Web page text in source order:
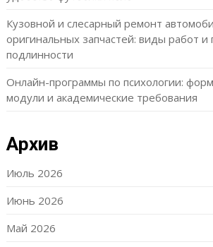
Кузовной и слесарный ремонт
оригинальных запчастей: виды работ и
подлинности
Онлайн-программы по психологии:
модули и академические требования
Архив
Июль 2026
Июнь 2026
Май 2026